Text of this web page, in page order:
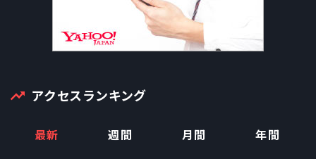
アクセスランキング
最新 週間 月間 年間